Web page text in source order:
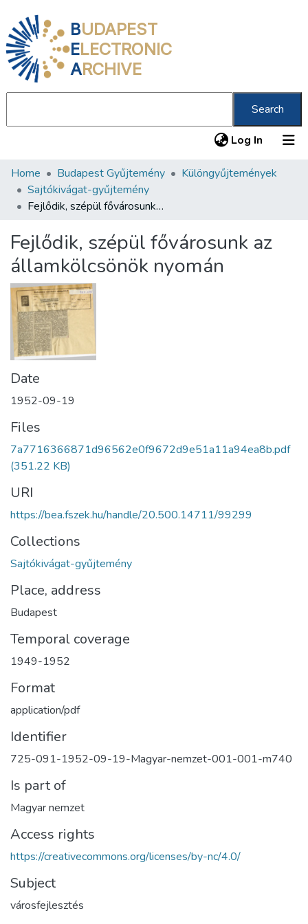
BUDAPEST
ELECTRONIC
ARCHIVE
Search
Log In (current)
Communities & Collections
All of DSpace
About us
Home Budapest Gyűjtemény
Különgyűjtemények
Sajtókivágat-gyűjtemény
Fejlődik, szépül fővárosunk az államkölcsönök nyomán
Fejlődik, szépül fővárosunk az
államkölcsönök nyomán
Date
1952-09-19
Files
7a7716366871d96562e0f9672d9e51a11a94ea8b.pdf
(351.22 KB)
URI
https://bea.fszek.hu/handle/20.500.14711/99299
Collections
Sajtókivágat-gyűjtemény
Place, address
Budapest
Temporal coverage
1949-1952
Format
application/pdf
Identifier
725-091-1952-09-19-Magyar-nemzet-001-001-m740
Is part of
Magyar nemzet
Access rights
https://creativecommons.org/licenses/by-nc/4.0/
Subject
városfejlesztés